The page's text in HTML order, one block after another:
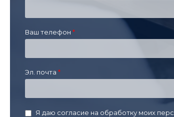
Ваш телефон
Эл. почта
Я даю согласие на обработку моих